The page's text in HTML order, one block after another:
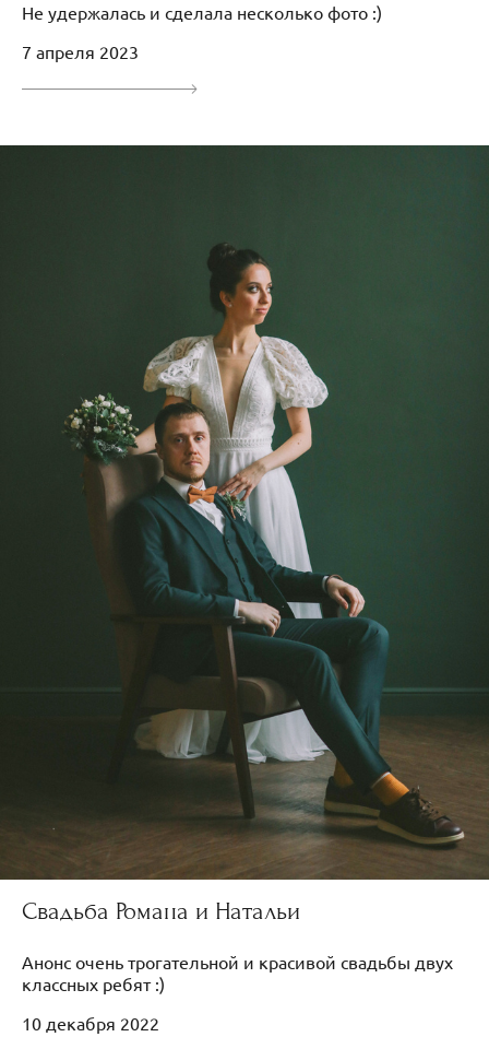
Не удержалась и сделала несколько фото :)
7 апреля 2023
Свадьба Романа и Натальи
Анонс очень трогательной и красивой свадьбы двух
классных ребят :)
10 декабря 2022